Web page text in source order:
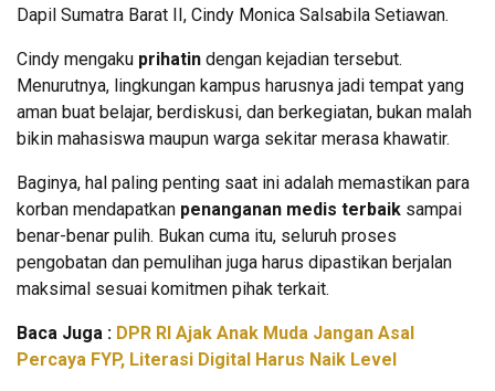
Dapil Sumatra Barat II, Cindy Monica Salsabila Setiawan.
Cindy mengaku prihatin dengan kejadian tersebut.
Menurutnya, lingkungan kampus harusnya jadi tempat yang
aman buat belajar, berdiskusi, dan berkegiatan, bukan malah
bikin mahasiswa maupun warga sekitar merasa khawatir.
Baginya, hal paling penting saat ini adalah memastikan para
korban mendapatkan penanganan medis terbaik sampai
benar-benar pulih. Bukan cuma itu, seluruh proses
pengobatan dan pemulihan juga harus dipastikan berjalan
maksimal sesuai komitmen pihak terkait.
Baca Juga : DPR RI Ajak Anak Muda Jangan Asal
Percaya FYP, Literasi Digital Harus Naik Level